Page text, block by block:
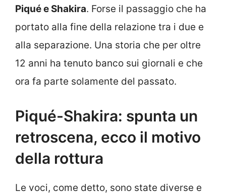
Piqué e Shakira. Forse il passaggio che ha
portato alla fine della relazione tra i due e
alla separazione. Una storia che per oltre
12 anni ha tenuto banco sui giornali e che
ora fa parte solamente del passato.
Piqué-Shakira: spunta un
retroscena, ecco il motivo
della rottura
Le voci, come detto, sono state diverse e